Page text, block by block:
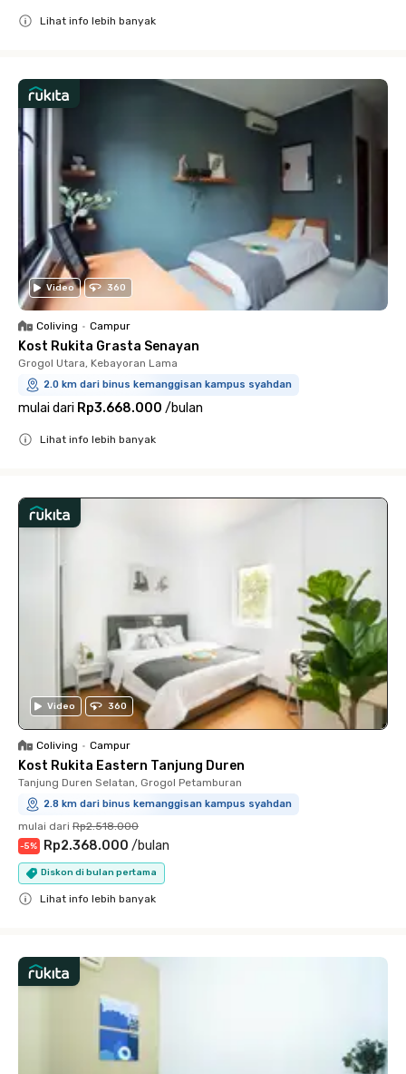
Lihat info lebih banyak
Video 360
Coliving • Campur
Kost Rukita Grasta Senayan
Grogol Utara, Kebayoran Lama
2.0 km dari binus kemanggisan kampus syahdan
mulai dari Rp3.668.000 /bulan
Lihat info lebih banyak
Video 360
Coliving • Campur
Kost Rukita Eastern Tanjung Duren
Tanjung Duren Selatan, Grogol Petamburan
2.8 km dari binus kemanggisan kampus syahdan
mulai dari Rp2.518.000
-5% Rp2.368.000 /bulan
Diskon di bulan pertama
Lihat info lebih banyak